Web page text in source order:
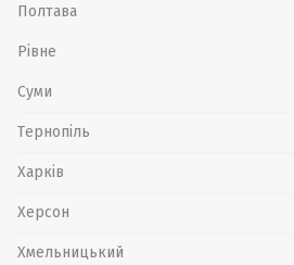
Полтава
Рівне
Суми
Тернопіль
Харків
Херсон
Хмельницький